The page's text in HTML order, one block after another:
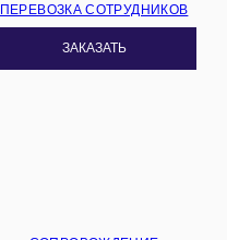
ПЕРЕВОЗКА СОТРУДНИКОВ
ЗАКАЗАТЬ